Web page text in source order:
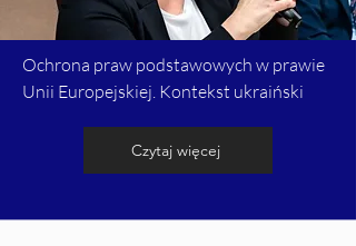
Ochrona praw podstawowych w prawie
Unii Europejskiej. Kontekst ukraiński
Czytaj więcej